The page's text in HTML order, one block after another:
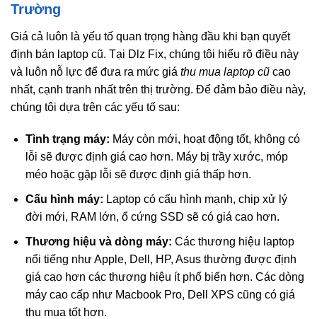
Trường
Giá cả luôn là yếu tố quan trọng hàng đầu khi bạn quyết
định bán laptop cũ. Tại Dlz Fix, chúng tôi hiểu rõ điều này
và luôn nỗ lực để đưa ra mức giá thu mua laptop cũ cao
nhất, cạnh tranh nhất trên thị trường. Để đảm bảo điều này,
chúng tôi dựa trên các yếu tố sau:
Tình trạng máy: Máy còn mới, hoạt động tốt, không có
lỗi sẽ được định giá cao hơn. Máy bị trầy xước, móp
méo hoặc gặp lỗi sẽ được định giá thấp hơn.
Cấu hình máy: Laptop có cấu hình mạnh, chip xử lý
đời mới, RAM lớn, ổ cứng SSD sẽ có giá cao hơn.
Thương hiệu và dòng máy: Các thương hiệu laptop
nổi tiếng như Apple, Dell, HP, Asus thường được định
giá cao hơn các thương hiệu ít phổ biến hơn. Các dòng
máy cao cấp như Macbook Pro, Dell XPS cũng có giá
thu mua tốt hơn.